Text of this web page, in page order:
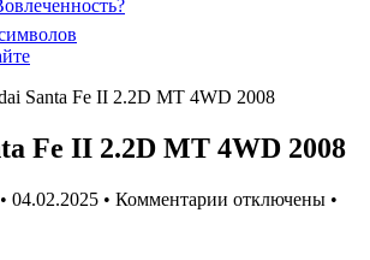
Santa Fe II 2.2D MT 4WD 2008
Fe II 2.2D MT 4WD 2008
• 04.02.2025 • Комментарии отключены •